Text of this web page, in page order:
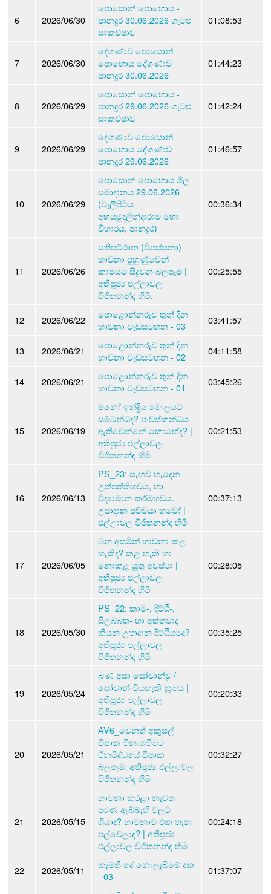
6 2026/06/30
පොසොන් පොහොය -
පානදුර 30.06.2026 ගැටළු
සාකච්ඡාව
01:08:53
7 2026/06/30
දේශණාව පොසොන්
පොහොය දේශණාව
පානදුර 30.06.2026
01:44:23
8 2026/06/29
පොසොන් පොහොය -
පානදුර 29.06.2026 ගැටළු
සාකච්ඡාව
01:42:24
9 2026/06/29
දේශණාව පොසොන්
පොහොය දේශණාව
පානදුර 29.06.2026
01:46:57
10 2026/06/29
පොසොන් පොහොය ශීල
සමාදානය 29.06.2026
(වැලිපිටිය
අභයමුදලින්දාරාම මහා
විහාරය, පානදුර)
00:36:34
11 2026/06/26
සතිපට්ඨාන (විපස්සනා)
භාවනා පුහුණුවෙන්
කාමයට සිදුවන බලපෑම |
අතිපූජ්‍ය එල්ලාවල
විජිතනන්ද හිමි.
00:25:55
12 2026/06/22
පොළොන්නරුව තුන් දින
භාවනා වැඩසටහන - 03
03:41:57
13 2026/06/21
පොළොන්නරුව තුන් දින
භාවනා වැඩසටහන - 02
04:11:58
14 2026/06/21
පොළොන්නරුව තුන් දින
භාවනා වැඩසටහන - 01
03:45:26
15 2026/06/19
මනෝ ඉන්ද්‍රිය මොලයට
සම්බන්ධද? පංචස්කන්ධය
ඇතිවෙන්නේ කොහේද? |
අතිපූජ්‍ය එල්ලාවල
විජිතනන්ද හිමි
00:21:53
16 2026/06/13
PS_23: සැඟවී හැදෙන
උත්පත්තිභවය, හා
විද්‍යාමාන කර්මභවය.
උපාදාන පච්චයා භවෝ |
එල්ලාවල විජිතනන්ද හිමි
00:37:13
17 2026/06/05
බන අසමින් භාවනා කළ
හැකිද? කළ හැකි හා
නොකළ යුතු අවස්ථා |
අතිපූජ්‍ය එල්ලාවල
විජිතනන්ද හිමි
00:28:05
18 2026/05/30
PS_22: කාම-, දිට්ඨි-,
සීලබ්බත- හා අත්තවාද
කියන උපාදාන දිට්ඨියමද?
අතිපූජ්‍ය එල්ලාවල
විජිතනන්ද හිමි
00:35:25
19 2026/05/24
බණ අසා සෝවාන්වූ /
සෝවාන් වියහැකි ක්‍රමය |
අතිපූජ්‍ය එල්ලාවල
විජිතනන්ද හිමි
00:20:33
20 2026/05/21
AV6_වෙනත් අකුසල්
විපාක විනාශවීමට
ථීනමිද්ධයේ විපාක
බලපෑම. අතිපූජ්‍ය එල්ලාවල
විජිතනන්ද හිමි
00:32:27
21 2026/05/15
භාවනා කරළා නැවත
පරණ ඇබ්බැහි වලට
ගියාද? භාවනාව එක තැන
පල්වෙලාද? | අතිපූජ්‍ය
එල්ලාවල විජිතනන්ද හිමි
00:24:18
22 2026/05/11
කැමති දේ නොලැබිමේ දුක
- 03
01:37:07